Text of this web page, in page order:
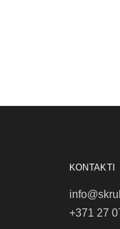
KONTAKTI
+371 27